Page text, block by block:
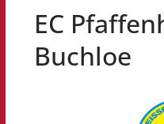
EC
Buchloe